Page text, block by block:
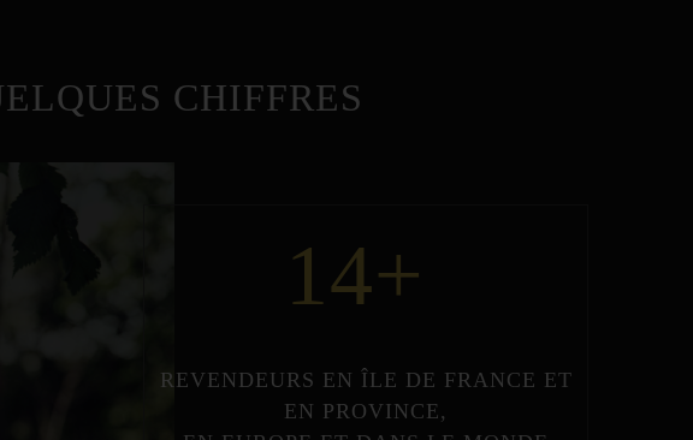
CHIFFRES
14+
REVENDEURS EN ÎLE DE FRANCE ET
EN PROVINCE,